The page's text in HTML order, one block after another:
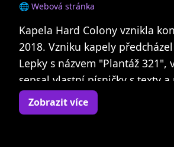
🌐 Webová stránka
Kapela Hard Colony vznikla
2018. Vzniku kapely
Lepky s názvem "Plantáž 321",
sepsal vlastní písničky s texty
natočil formou dema ve svém
studiu. Poté kapela začala v
Zobrazit více